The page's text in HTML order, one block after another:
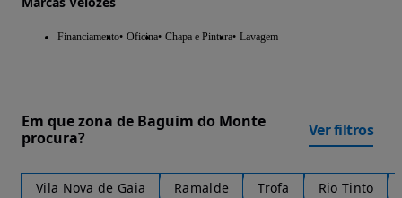
Financiamento Oficina Chapa e Pintura Lavagem
Em que zona de Baguim do Monte
procura?
Ver filtros
Vila Nova de Gaia Ramalde Trofa Rio Tinto